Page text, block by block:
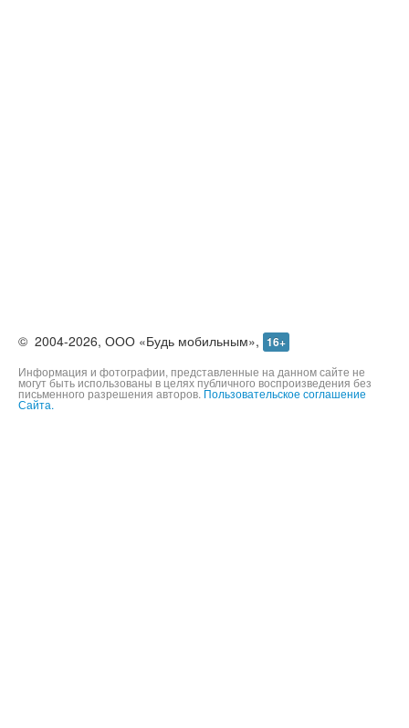
© 2004-2026, ООО «Будь мобильным», 16+
Информация и фотографии, представленные на данном сайте не
могут быть использованы в целях публичного воспроизведения без
письменного разрешения авторов. Пользовательское соглашение
Сайта.